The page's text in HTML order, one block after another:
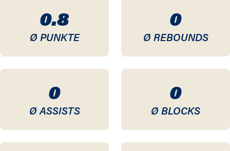
0.8
Ø PUNKTE
0
Ø REBOUNDS
0
Ø ASSISTS
0
Ø BLOCKS